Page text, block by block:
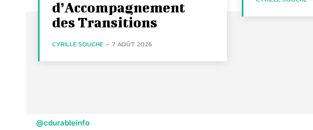
d’Accompagnement
des Transitions
CYRILLE SOUCHE - 7 AOÛT 2026
@cdurableinfo